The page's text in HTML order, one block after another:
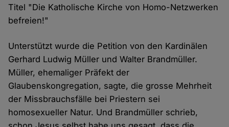
Titel "Die Katholische Kirche von Homo-Netzwerken
befreien!"
Unterstützt wurde die Petition von den Kardinälen
Gerhard Ludwig Müller und Walter Brandmüller.
Müller, ehemaliger Präfekt der
Glaubenskongregation, sagte, die grosse Mehrheit
der Missbrauchsfälle bei Priestern sei
homosexueller Natur. Und Brandmüller schrieb,